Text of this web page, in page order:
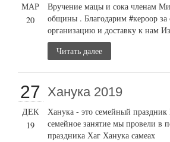
МАР
20
Вручение мацы и сока членам
общины . Благодарим #кероор за
организацию и доставку к нам
Читать далее
27
ДЕК
19
Ханука 2019
Ханука - это семейный
семейное занятие мы провели в
праздника Хаг Ханука самеах